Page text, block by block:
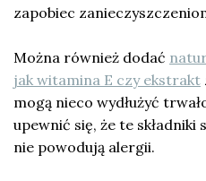
zapobiec
Można również dodać
jak witamina E czy ekstrakt
mogą nieco wydłużyć
upewnić się, że te składniki
nie powodują alergii.